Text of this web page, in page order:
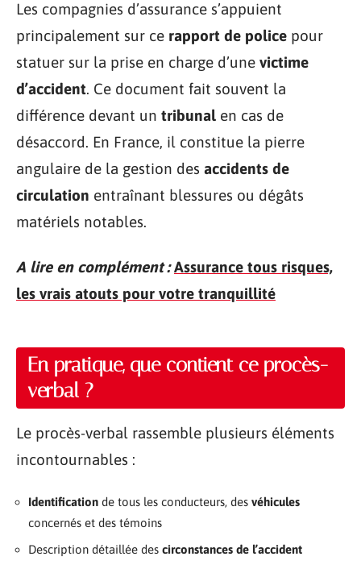
Les compagnies d’assurance s’appuient
principalement sur ce rapport de police pour
statuer sur la prise en charge d’une victime
d’accident. Ce document fait souvent la
différence devant un tribunal en cas de
désaccord. En France, il constitue la pierre
angulaire de la gestion des accidents de
circulation entraînant blessures ou dégâts
matériels notables.
A lire en complément : Assurance tous risques,
les vrais atouts pour votre tranquillité
En pratique, que contient ce procès-
verbal ?
Le procès-verbal rassemble plusieurs éléments
incontournables :
Identification de tous les conducteurs, des véhicules
concernés et des témoins
Description détaillée des circonstances de l’accident